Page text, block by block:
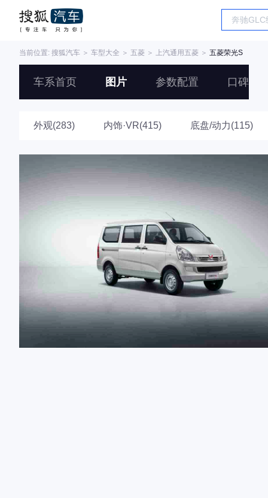
当前位置: 搜狐汽车 ＞ 车型大全 ＞ 五菱 ＞ 上汽通用五菱 ＞ 五菱荣光S
车系首页 图片 参数配置 口碑
外观(283) 内饰·VR(415) 底盘/动力(115)